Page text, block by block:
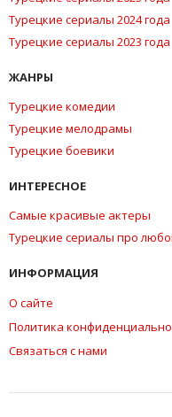
Турецкие сериалы 2024 года
Турецкие сериалы 2023 года
ЖАНРЫ
Турецкие комедии
Турецкие мелодрамы
Турецкие боевики
ИНТЕРЕСНОЕ
Самые красивые актеры
Турецкие сериалы про
ИНФОРМАЦИЯ
О сайте
Политика
Связаться с нами